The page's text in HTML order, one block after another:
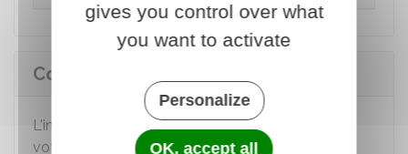
Compte épargne logement (CEL)
L'imposition dépend de la date d'ouverture de
votre CEL.
gives you control over what
you want to activate
Personalize
OK, accept all